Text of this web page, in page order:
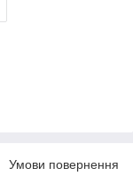
Умови повернення